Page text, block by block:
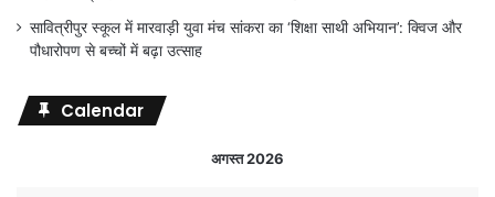
सावित्रीपुर स्कूल में मारवाड़ी युवा मंच सांकरा का ‘शिक्षा साथी अभियान’: क्विज और
पौधारोपण से बच्चों में बढ़ा उत्साह
Calendar
अगस्त 2026